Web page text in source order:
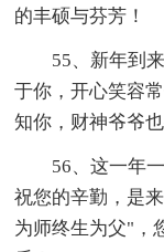
的丰硕与芬芳！
55、新年到
于你，开心笑容
知你，财神爷爷
56、这一年
祝您的辛勤，是
为师终生为父"，